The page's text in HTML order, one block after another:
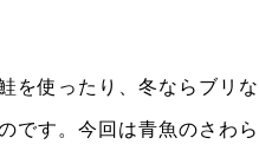
を使ったり、冬ならブリな
です。今回は青魚のさわら